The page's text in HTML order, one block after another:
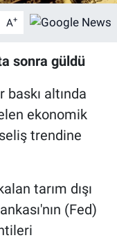
A+
sonra güldü
altında
ekonomik
trendine
tarım dışı
(Fed)